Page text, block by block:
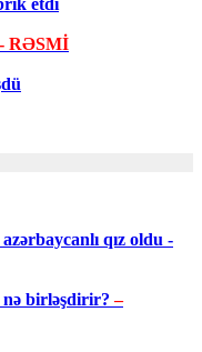
etdi
- RƏSMİ
qız oldu -
nə birləşdirir?–